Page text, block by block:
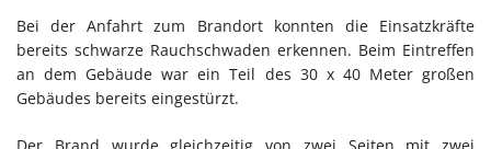
Bei der Anfahrt zum Brandort konnten die Einsatzkräfte
bereits schwarze Rauchschwaden erkennen. Beim Eintreffen
an dem Gebäude war ein Teil des 30 x 40 Meter großen
Gebäudes bereits eingestürzt.